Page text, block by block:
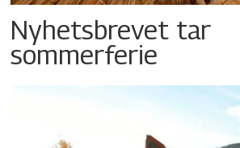
Nyhetsbrevet tar
sommerferie